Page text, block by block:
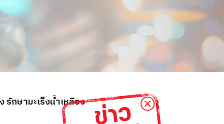
กษามะเร็งน้ำเหลือง